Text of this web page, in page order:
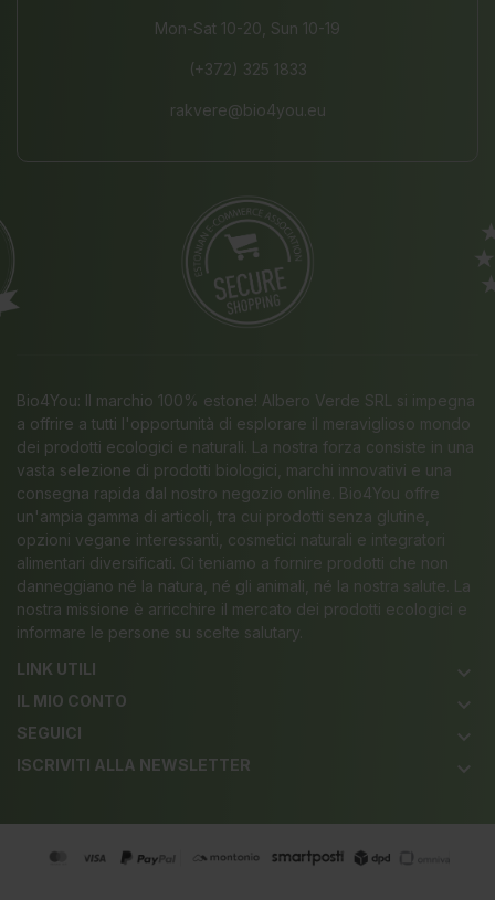
Mon-Sat 10-20, Sun 10-19
(+372) 325 1833
rakvere@bio4you.eu
Bio4You: Il marchio 100% estone! Albero Verde SRL si impegna
a offrire a tutti l'opportunità di esplorare il meraviglioso mondo
dei prodotti ecologici e naturali. La nostra forza consiste in una
vasta selezione di prodotti biologici, marchi innovativi e una
consegna rapida dal nostro negozio online. Bio4You offre
un'ampia gamma di articoli, tra cui prodotti senza glutine,
opzioni vegane interessanti, cosmetici naturali e integratori
alimentari diversificati. Ci teniamo a fornire prodotti che non
danneggiano né la natura, né gli animali, né la nostra salute. La
nostra missione è arricchire il mercato dei prodotti ecologici e
informare le persone su scelte salutary.
LINK UTILI
keyboard_arrow_down
IL MIO CONTO keyboard_arrow_down
SEGUICI keyboard_arrow_down
ISCRIVITI ALLA NEWSLETTER keyboard_arrow_down